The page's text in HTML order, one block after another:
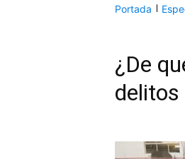
Portada
¿De
delitos